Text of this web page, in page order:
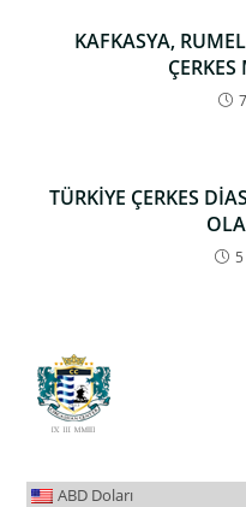
KAFKASYA,
TÜRKİYE ÇERKES
ABD Doları